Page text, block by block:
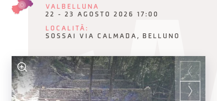
VALBELLUNA
22 - 23 AGOSTO 2026 17:00
LOCALITÀ:
SOSSAI VIA CALMADA, BELLUNO